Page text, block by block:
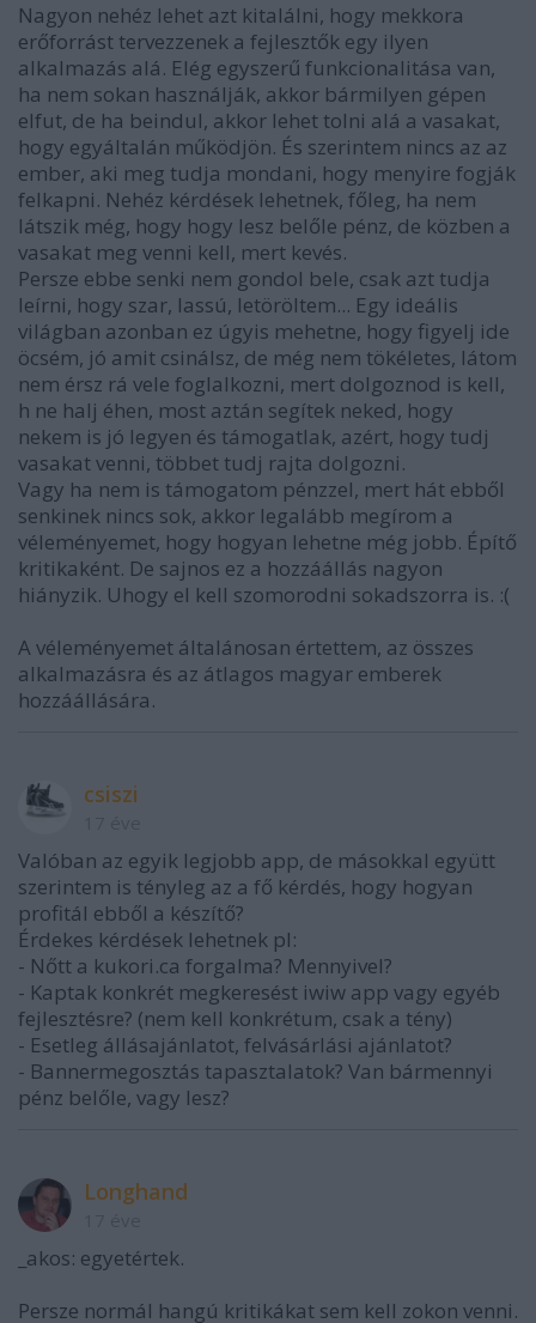
Nagyon nehéz lehet azt kitalálni, hogy mekkora
erőforrást tervezzenek a fejlesztők egy ilyen
alkalmazás alá. Elég egyszerű funkcionalitása van,
ha nem sokan használják, akkor bármilyen gépen
elfut, de ha beindul, akkor lehet tolni alá a vasakat,
hogy egyáltalán működjön. És szerintem nincs az az
ember, aki meg tudja mondani, hogy menyire fogják
felkapni. Nehéz kérdések lehetnek, főleg, ha nem
látszik még, hogy hogy lesz belőle pénz, de közben a
vasakat meg venni kell, mert kevés.
Persze ebbe senki nem gondol bele, csak azt tudja
leírni, hogy szar, lassú, letöröltem... Egy ideális
világban azonban ez úgyis mehetne, hogy figyelj ide
öcsém, jó amit csinálsz, de még nem tökéletes, látom
nem érsz rá vele foglalkozni, mert dolgoznod is kell,
h ne halj éhen, most aztán segítek neked, hogy
nekem is jó legyen és támogatlak, azért, hogy tudj
vasakat venni, többet tudj rajta dolgozni.
Vagy ha nem is támogatom pénzzel, mert hát ebből
senkinek nincs sok, akkor legalább megírom a
véleményemet, hogy hogyan lehetne még jobb. Építő
kritikaként. De sajnos ez a hozzáállás nagyon
hiányzik. Uhogy el kell szomorodni sokadszorra is. :(
A véleményemet általánosan értettem, az összes
alkalmazásra és az átlagos magyar emberek
hozzáállására.
csiszi
Valóban az egyik legjobb app, de másokkal együtt
szerintem is tényleg az a fő kérdés, hogy hogyan
profitál ebből a készítő?
Érdekes kérdések lehetnek pl:
- Nőtt a kukori.ca forgalma? Mennyivel?
- Kaptak konkrét megkeresést iwiw app vagy egyéb
fejlesztésre? (nem kell konkrétum, csak a tény)
- Esetleg állásajánlatot, felvásárlási ajánlatot?
- Bannermegosztás tapasztalatok? Van bármennyi
pénz belőle, vagy lesz?
Longhand
_akos: egyetértek.
Persze normál hangú kritikákat sem kell zokon venni.